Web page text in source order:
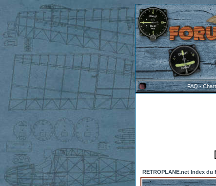
FAQ-
RETROPLANE.net Index du